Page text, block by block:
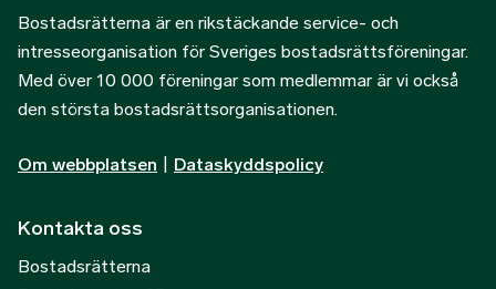
Bostadsrätterna är en rikstäckande service- och
intresseorganisation för Sveriges bostadsrättsföreningar.
Med över 10 000 föreningar som medlemmar är vi också
den största bostadsrättsorganisationen.
Om webbplatsen Dataskyddspolicy
Kontakta oss
Bostadsrätterna